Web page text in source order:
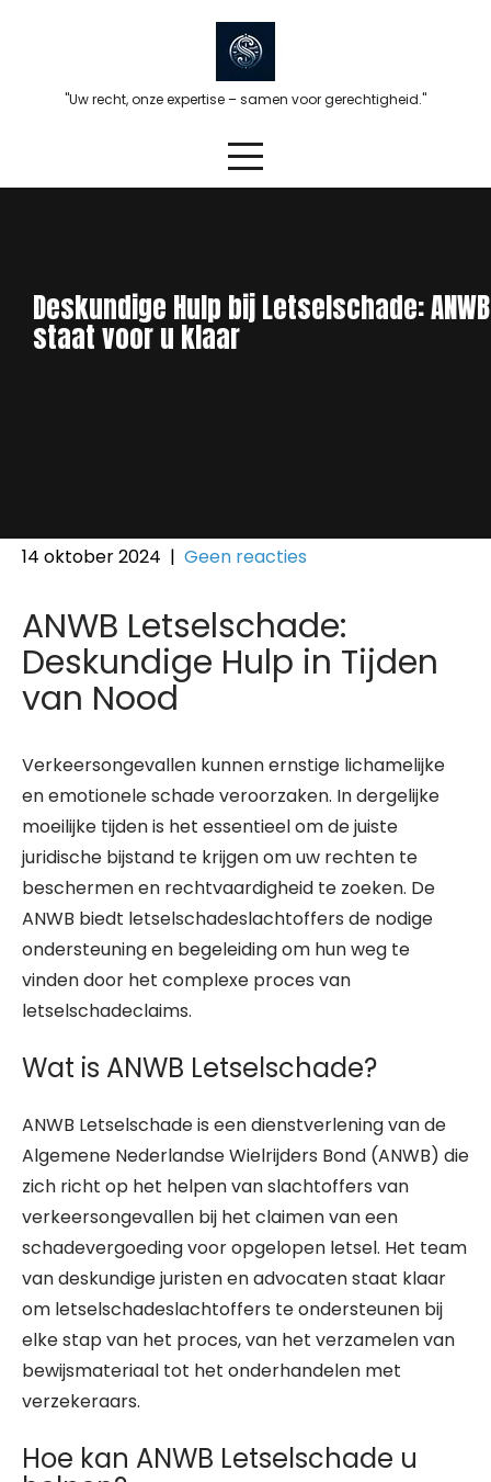
"Uw recht, onze expertise – samen voor gerechtigheid."
Deskundige Hulp bij Letselschade: ANWB
staat voor u klaar
14 oktober 2024 | Geen reacties
ANWB Letselschade:
Deskundige Hulp in Tijden
van Nood
Verkeersongevallen kunnen ernstige lichamelijke
en emotionele schade veroorzaken. In dergelijke
moeilijke tijden is het essentieel om de juiste
juridische bijstand te krijgen om uw rechten te
beschermen en rechtvaardigheid te zoeken. De
ANWB biedt letselschadeslachtoffers de nodige
ondersteuning en begeleiding om hun weg te
vinden door het complexe proces van
letselschadeclaims.
Wat is ANWB Letselschade?
ANWB Letselschade is een dienstverlening van de
Algemene Nederlandse Wielrijders Bond (ANWB) die
zich richt op het helpen van slachtoffers van
verkeersongevallen bij het claimen van een
schadevergoeding voor opgelopen letsel. Het team
van deskundige juristen en advocaten staat klaar
om letselschadeslachtoffers te ondersteunen bij
elke stap van het proces, van het verzamelen van
bewijsmateriaal tot het onderhandelen met
verzekeraars.
Hoe kan ANWB Letselschade u